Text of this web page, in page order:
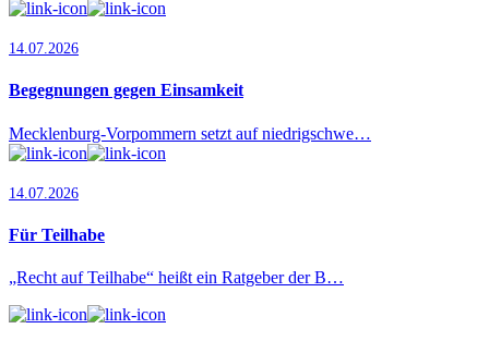
14.07.2026
Begegnungen gegen Einsamkeit
Mecklenburg-Vorpommern setzt auf niedrigschwe…
14.07.2026
Für Teilhabe
„Recht auf Teilhabe“ heißt ein Ratgeber der B…